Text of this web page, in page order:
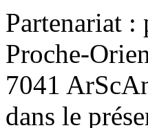
Partenariat :
Proche-
7041
dans le